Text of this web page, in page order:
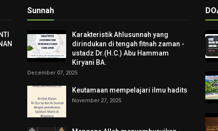
Sunnah
Karakteristik Ahlusunnah yang
dirindukan di tengah fitnah zaman -
ustadz Dr.(H.C.) Abu Hammam
Kiryani BA.
December 07, 2025
Keutamaan mempelajari ilmu hadits
November 27, 2025